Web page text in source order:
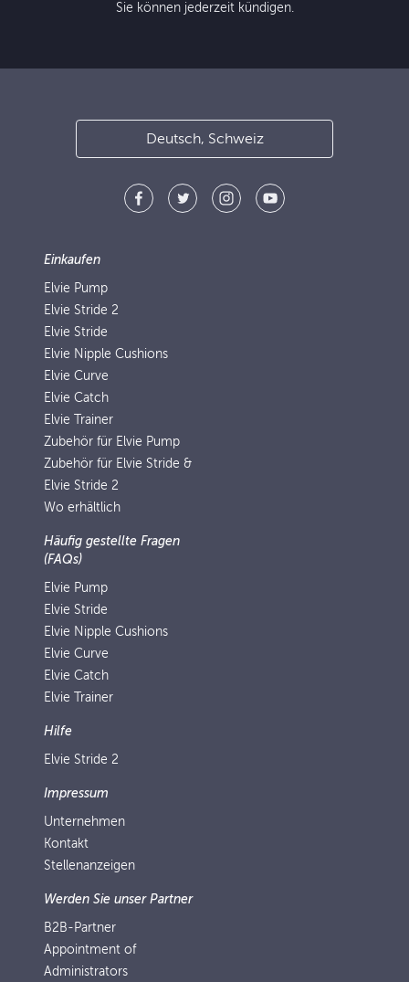
Sie können jederzeit kündigen.
Deutsch, Schweiz
Einkaufen
Elvie Pump
Elvie Stride 2
Elvie Stride
Elvie Nipple Cushions
Elvie Curve
Elvie Catch
Elvie Trainer
Zubehör für Elvie Pump
Zubehör für Elvie Stride &
Elvie Stride 2
Wo erhältlich
Häufig gestellte Fragen
(FAQs)
Elvie Pump
Elvie Stride
Elvie Nipple Cushions
Elvie Curve
Elvie Catch
Elvie Trainer
Hilfe
Elvie Stride 2
Impressum
Unternehmen
Kontakt
Stellenanzeigen
Werden Sie unser Partner
B2B-Partner
Appointment of
Administrators